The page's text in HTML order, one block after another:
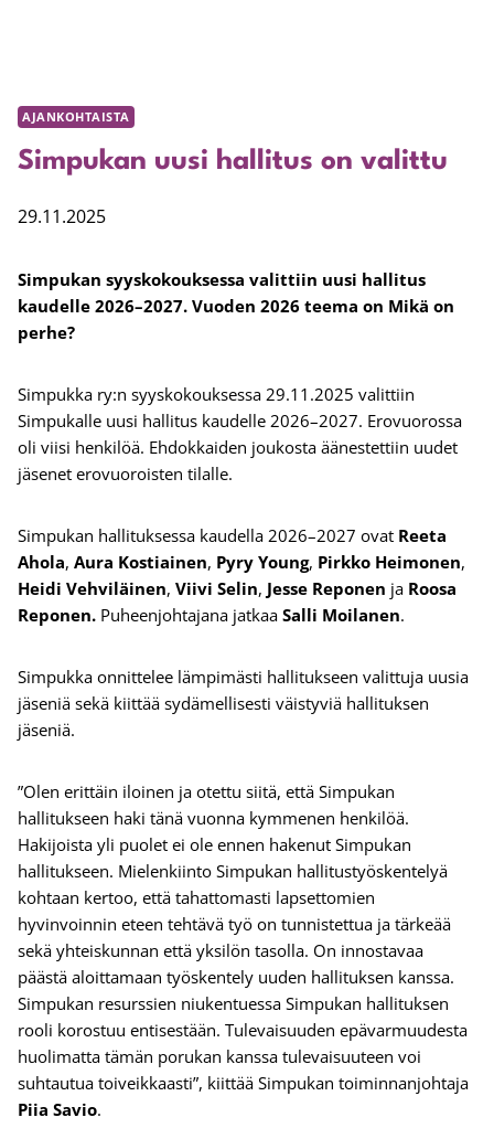
AJANKOHTAISTA
Simpukan uusi hallitus on valittu
29.11.2025
Simpukan syyskokouksessa valittiin uusi hallitus
kaudelle 2026–2027. Vuoden 2026 teema on Mikä on
perhe?
Simpukka ry:n syyskokouksessa 29.11.2025 valittiin
Simpukalle uusi hallitus kaudelle 2026–2027. Erovuorossa
oli viisi henkilöä. Ehdokkaiden joukosta äänestettiin uudet
jäsenet erovuoroisten tilalle.
Simpukan hallituksessa kaudella 2026–2027 ovat Reeta
Ahola, Aura Kostiainen, Pyry Young, Pirkko Heimonen,
Heidi Vehviläinen, Viivi Selin, Jesse Reponen ja Roosa
Reponen. Puheenjohtajana jatkaa Salli Moilanen.
Simpukka onnittelee lämpimästi hallitukseen valittuja uusia
jäseniä sekä kiittää sydämellisesti väistyviä hallituksen
jäseniä.
”Olen erittäin iloinen ja otettu siitä, että Simpukan
hallitukseen haki tänä vuonna kymmenen henkilöä.
Hakijoista yli puolet ei ole ennen hakenut Simpukan
hallitukseen. Mielenkiinto Simpukan hallitustyöskentelyä
kohtaan kertoo, että tahattomasti lapsettomien
hyvinvoinnin eteen tehtävä työ on tunnistettua ja tärkeää
sekä yhteiskunnan että yksilön tasolla. On innostavaa
päästä aloittamaan työskentely uuden hallituksen kanssa.
Simpukan resurssien niukentuessa Simpukan hallituksen
rooli korostuu entisestään. Tulevaisuuden epävarmuudesta
huolimatta tämän porukan kanssa tulevaisuuteen voi
suhtautua toiveikkaasti”, kiittää Simpukan toiminnanjohtaja
Piia Savio.